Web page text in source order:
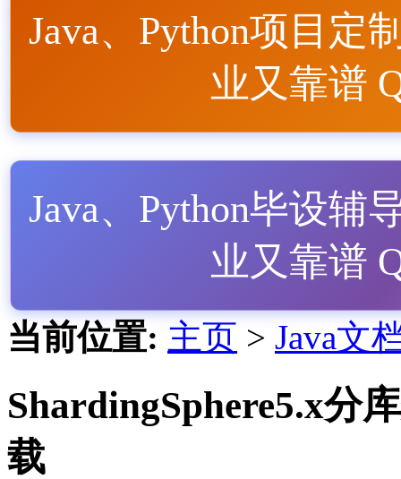
Java、Python项目定
业又靠谱
Java、Python毕设辅
业又靠谱
当前位置: 主页 > Java文
ShardingSphere5.x分
载